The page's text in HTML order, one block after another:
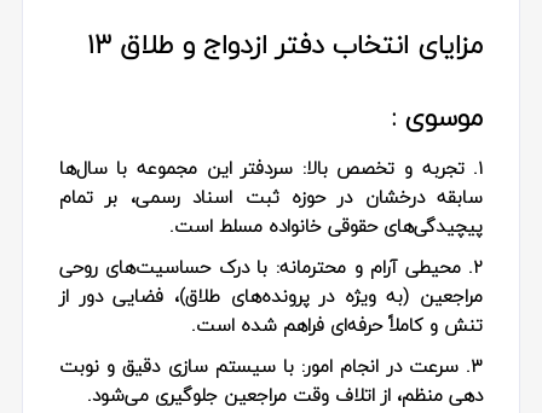
مزایای انتخاب دفتر ازدواج و طلاق ۱۳
موسوی :
۱. تجربه و تخصص بالا:
سردفتر این مجموعه با سال‌ها
سابقه درخشان در حوزه ثبت اسناد رسمی، بر تمام
پیچیدگی‌های حقوقی خانواده مسلط است.
۲. محیطی آرام و محترمانه:
با درک حساسیت‌های روحی
مراجعین (به‌ ویژه در پرونده‌های طلاق)، فضایی دور از
تنش و کاملاً حرفه‌ای فراهم شده است.
۳. سرعت در انجام امور:
با سیستم‌ سازی دقیق و نوبت‌
دهی منظم، از اتلاف وقت مراجعین جلوگیری می‌شود.